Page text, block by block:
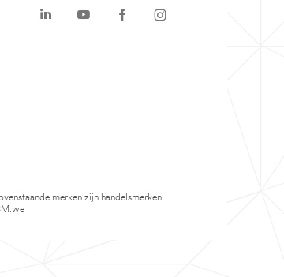
merken zijn handelsmerken